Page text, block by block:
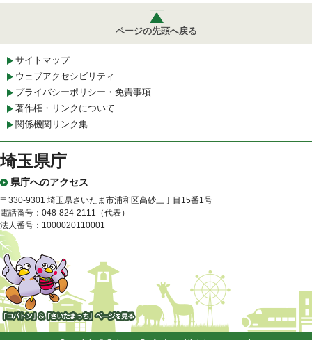
ページの先頭へ戻る
サイトマップ
ウェブアクセシビリティ
プライバシーポリシー・免責事項
著作権・リンクについて
関係機関リンク集
埼玉県庁
県庁へのアクセス
〒330-9301 埼玉県さいたま市浦和区高砂三丁目15番1号
電話番号：048-824-2111（代表）
法人番号：1000020110001
「コバトン」&「さいたまっ